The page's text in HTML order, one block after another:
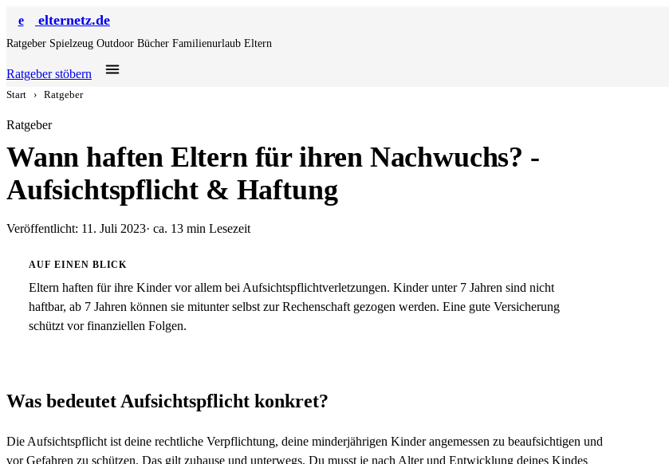
e elternetz.de
Ratgeber Spielzeug Outdoor Bücher Familienurlaub Eltern
Ratgeber stöbern
Start › Ratgeber
Ratgeber
Wann haften Eltern für ihren Nachwuchs? -
Aufsichtspflicht & Haftung
Veröffentlicht: 11. Juli 2023· ca. 13 min Lesezeit
AUF EINEN BLICK
Eltern haften für ihre Kinder vor allem bei Aufsichtspflichtverletzungen. Kinder unter 7 Jahren sind nicht
haftbar, ab 7 Jahren können sie mitunter selbst zur Rechenschaft gezogen werden. Eine gute Versicherung
schützt vor finanziellen Folgen.
Was bedeutet Aufsichtspflicht konkret?
Die Aufsichtspflicht ist deine rechtliche Verpflichtung, deine minderjährigen Kinder angemessen zu beaufsichtigen und
vor Gefahren zu schützen. Das gilt zuhause und unterwegs. Du musst je nach Alter und Entwicklung deines Kindes